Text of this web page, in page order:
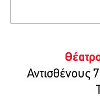
Αντισθένους